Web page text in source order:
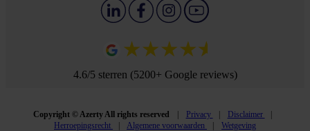
4.6/5 sterren (5200+ Google reviews)
Copyright © Azerty All rights reserved Privacy
Disclaimer
Herroepingsrecht
Algemene voorwaarden Wetgeving